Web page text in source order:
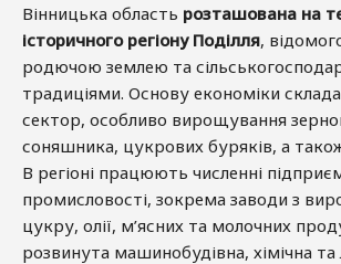
Вінницька область розташована на
історичного регіону Поділля,
родючою землею та
традиціями. Основу економіки
сектор, особливо вирощування
соняшника, цукрових буряків, а
В регіоні працюють численні
промисловості, зокрема заводи з
цукру, олії, м’ясних та молочних
розвинута машинобудівна, хімічна та